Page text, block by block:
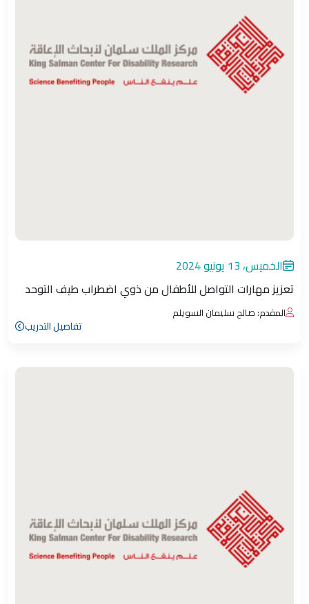
الخميس، 13 يونيو 2024
تعزيز مهارات التواصل للأطفال من ذوي اضطراب طيف التوحد
المقدم: صالح سليمان السويلم
تفاصيل التدريب